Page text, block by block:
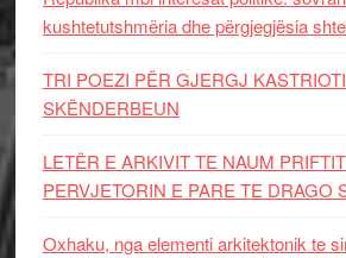
kushtetutshmëria dhe përgjegjësia
TRI POEZI PËR GJERGJ
SKËNDERBEUN
LETËR E ARKIVIT TE NAUM
PERVJETORIN E PARE TE DRAGO
Oxhaku, nga elementi arkitektonik te